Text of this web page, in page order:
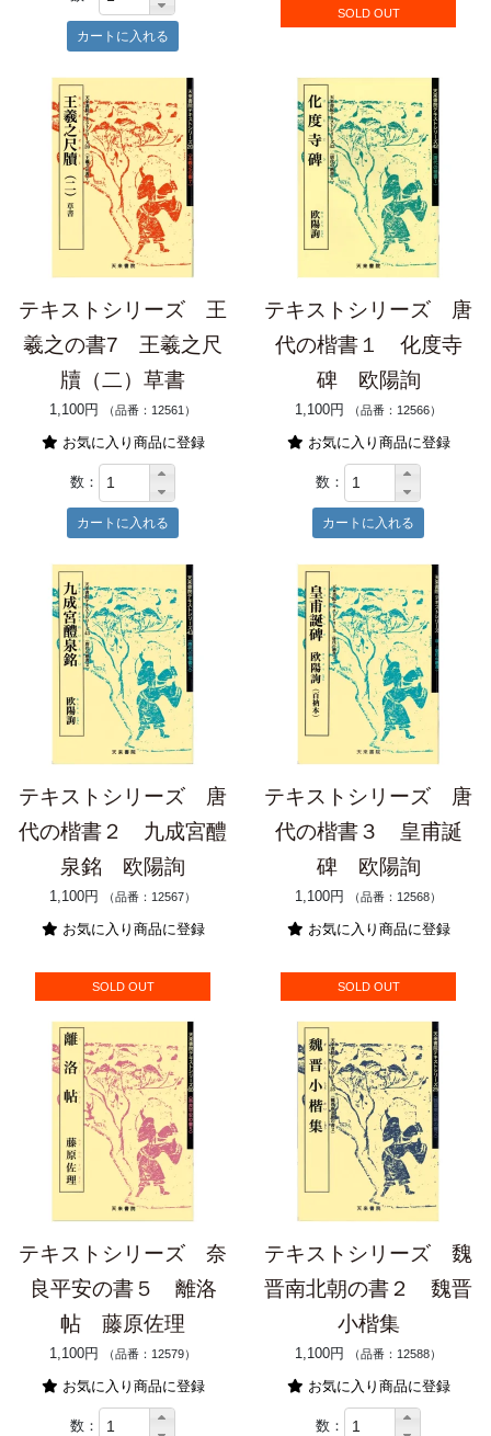
SOLD OUT
テキストシリーズ 王
羲之の書7 王羲之尺
牘（二）草書
1,100円 （品番：12561）
お気に入り商品に登録
数：
テキストシリーズ 唐
代の楷書１ 化度寺
碑 欧陽詢
1,100円 （品番：12566）
お気に入り商品に登録
数：
テキストシリーズ 唐
代の楷書２ 九成宮醴
泉銘 欧陽詢
1,100円 （品番：12567）
お気に入り商品に登録
SOLD OUT
テキストシリーズ 唐
代の楷書３ 皇甫誕
碑 欧陽詢
1,100円 （品番：12568）
お気に入り商品に登録
SOLD OUT
テキストシリーズ 奈
良平安の書５ 離洛
帖 藤原佐理
1,100円 （品番：12579）
お気に入り商品に登録
数：
テキストシリーズ 魏
晋南北朝の書２ 魏晋
小楷集
1,100円 （品番：12588）
お気に入り商品に登録
数：